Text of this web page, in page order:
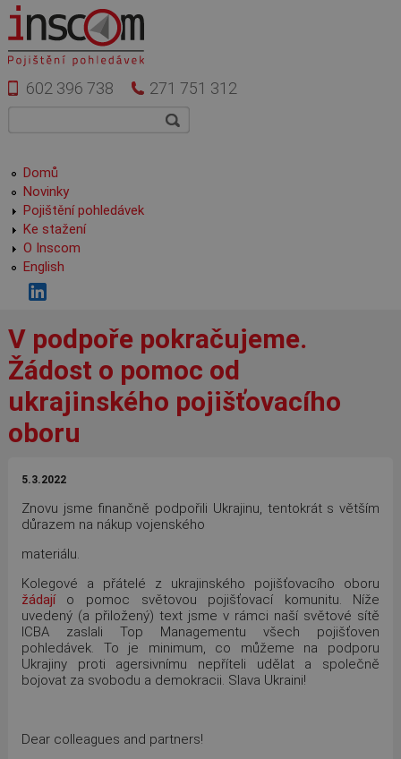
Přejít k hlavnímu obsahu
602 396 738 271 751 312
Hlavní menu
Domů
Novinky
Pojištění pohledávek
Ke stažení
O Inscom
English
V podpoře pokračujeme.
Žádost o pomoc od
ukrajinského pojišťovacího
oboru
5.3.2022
Znovu jsme finančně podpořili Ukrajinu, tentokrát s větším
důrazem na nákup vojenského
materiálu.
Kolegové a přátelé z ukrajinského pojišťovacího oboru
žádají o pomoc světovou pojišťovací komunitu. Níže
uvedený (a přiložený) text jsme v rámci naší světové sítě
ICBA zaslali Top Managementu všech pojišťoven
pohledávek. To je minimum, co můžeme na podporu
Ukrajiny proti agersivnímu nepříteli udělat a společně
bojovat za svobodu a demokracii. Slava Ukraini!
Dear colleagues and partners!